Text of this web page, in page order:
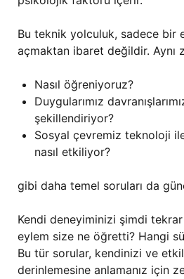
Bu teknik yolculuk, sadece bir
açmaktan ibaret değildir. Aynı
Nasıl öğreniyoruz?
Duygularımız
şekillendiriyor?
Sosyal çevremiz teknoloji
nasıl etkiliyor?
gibi daha temel soruları da
Kendi deneyiminizi şimdi
eylem size ne öğretti? Hangi
Bu tür sorular, kendinizi ve
derinlemesine anlamanız için